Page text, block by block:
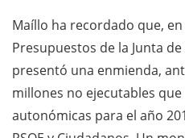
Maíllo ha recordado que,
Presupuestos de la Junta
presentó una enmienda,
millones no ejecutables
autonómicas para el año